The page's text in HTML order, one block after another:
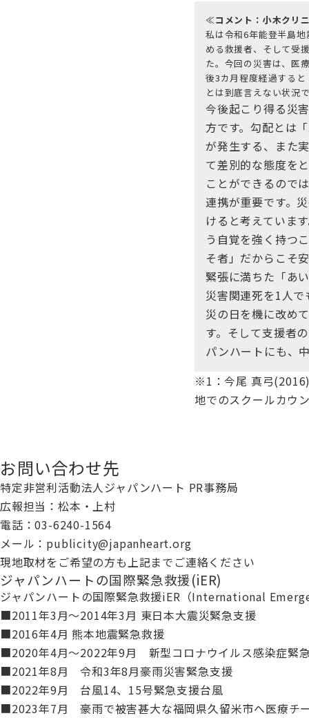
≪コメント：小木クリ
私は令和6年能登半島
める救援者、そして受
た。今回の災害は、医
後3カ月程度経過する
とは到底言えない状況
今後起こり得る災
方です。勾配とは
が発生する、また
て差別的な態度を
ことができるので
連携が重要です。
けると考えていま
う自覚を強く持つ
そ者」だからこそ
緊張に満ちた「あ
災害関連死を1人
災の日を機に改め
す。そして支援者
パンハートにも、
※1：今尾 真弓
地でのスクールカウ
お問い合わせ先
特定非営利活動法人ジャパンハート PR事務局
広報担当：松本・上村
電話：03-6240-1564
メール：publicity@japanheart.org
現地取材をご希望の方も上記までご連絡ください
ジャパンハートの国際緊急救援(iER)
ジャパンハートの国際緊急救援iER（International
■2011年3月～2014年3月 東日本大震災緊急支援
■2016年4月 熊本地震緊急救援
■2020年4月～2022年9月 新型コロナウイルス感染症緊
■2021年8月 令和3年8月豪雨災害緊急支援
■2022年9月 台風14、15号緊急支援台風
■2023年7月 豪雨で被害甚大な福岡県久留米市へ医療チ